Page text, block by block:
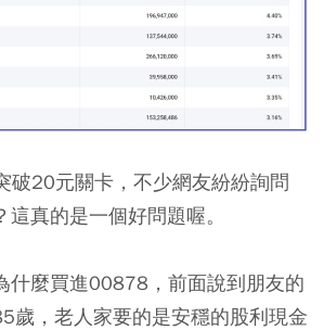
破20元關卡，不少網友紛紛詢問
這真的是一個好問題喔。
什麼買進00878，前面說到朋友的
歲，老人家要的是安穩的股利現金